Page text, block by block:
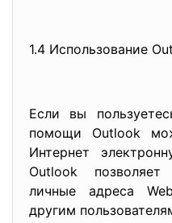
1.4 Использование
Если вы
помощи Outlook
Интернет
Outlook
личные адреса
другим